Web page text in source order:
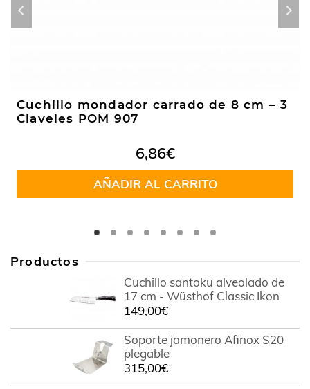
Cuchillo mondador carrado de 8 cm – 3
Claveles POM 907
6,86€
AÑADIR AL CARRITO
Productos
Cuchillo santoku alveolado de
17 cm - Wüsthof Classic Ikon
149,00€
Soporte jamonero Afinox S20
plegable
315,00€